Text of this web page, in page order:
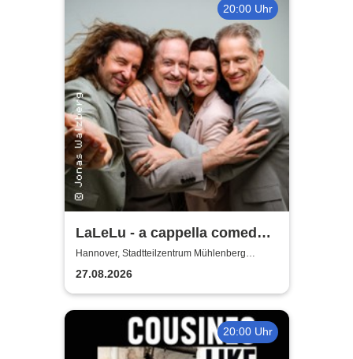
20:00 Uhr
LaLeLu - a cappella comedy -
Urlaub vom Hirn
Hannover, Stadtteilzentrum Mühlenberg
Hannover
27.08.2026
20:00 Uhr